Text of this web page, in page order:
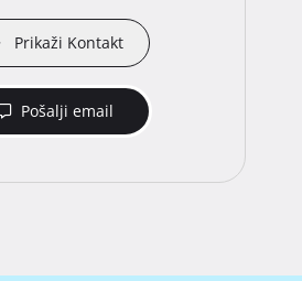
Prikaži Kontakt
Pošalji email